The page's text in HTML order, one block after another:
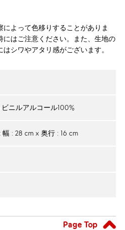
よって色移りすることがありま
にはご注意ください。また、生地の
シワやアタリ感がございます。
ニルアルコール100%
: 28 cm x 奥行 : 16 cm
Page Top